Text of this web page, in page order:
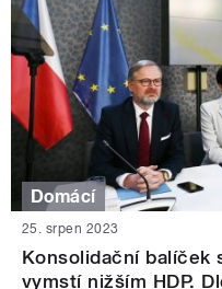
Domácí
25. srpen 2023
Konsolidační balíček
vymstí nižším HDP.